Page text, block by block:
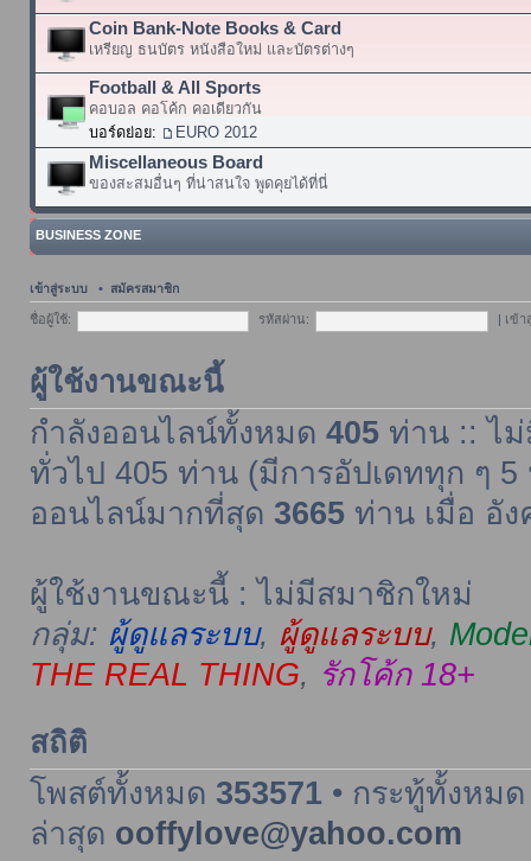
Coin Bank-Note Books & Card
เหรียญ ธนบัตร หนังสือใหม่ และบัตรต่างๆ
Football & All Sports
คอบอล คอโค้ก คอเดียวกัน
บอร์ดย่อย:
EURO 2012
Miscellaneous Board
ของสะสมอื่นๆ ที่น่าสนใจ พูดคุยได้ที่นี่
BUSINESS ZONE
เข้าสู่ระบบ • สมัครสมาชิก
ชื่อผู้ใช้: รหัสผ่าน: เข้
ผู้ใช้งานขณะนี้
กำลังออนไลน์ทั้งหมด 405ท่าน :: ไม่
ทั่วไป 405 ท่าน (มีการอัปเดททุก ๆ 5
ออนไลน์มากที่สุด 3665ท่าน เมื่อ อัง
ผู้ใช้งานขณะนี้ : ไม่มีสมาชิกใหม่
กลุ่ม: ผู้ดูแลระบบ, ผู้ดูแลระบบ,
THE REAL THING, รักโค้ก 18+
สถิติ
โพสต์ทั้งหมด 353571• กระทู้ทั้งหม
ล่าสุด ooffylove@yahoo.com